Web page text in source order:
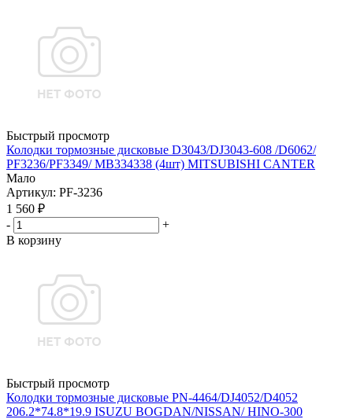
Быстрый просмотр
Колодки тормозные дисковые D3043/DJ3043-608 /D6062/
PF3236/PF3349/ MB334338 (4шт) MITSUBISHI CANTER
Мало
Артикул: PF-3236
1 560 ₽
-
+
В корзину
Быстрый просмотр
Колодки тормозные дисковые PN-4464/DJ4052/D4052
206.2*74.8*19.9 ISUZU BOGDAN/NISSAN/ HINO-300